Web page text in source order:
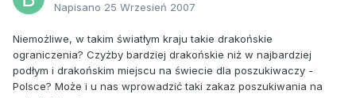
Napisano 25 Wrzesień 2007
Niemożliwe, w takim światłym kraju takie drakońskie
ograniczenia? Czyżby bardziej drakońskie niż w najbardziej
podłym i drakońskim miejscu na świecie dla poszukiwaczy -
Polsce? Może i u nas wprowadzić taki zakaz poszukiwania na